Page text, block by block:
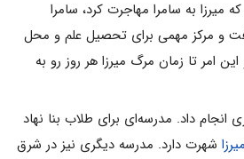
میرزا به سامرا مهاجرت کرد، سامرا
و مرکز مهمی ‌برای تحصیل علم و محل
امر تا زمان مرگ میرزا هر روز رو به
انجام داد. مدرسه‌ای برای طلاب بنا نهاد
شهرت دارد. مدرسه دیگری نیز در شرق